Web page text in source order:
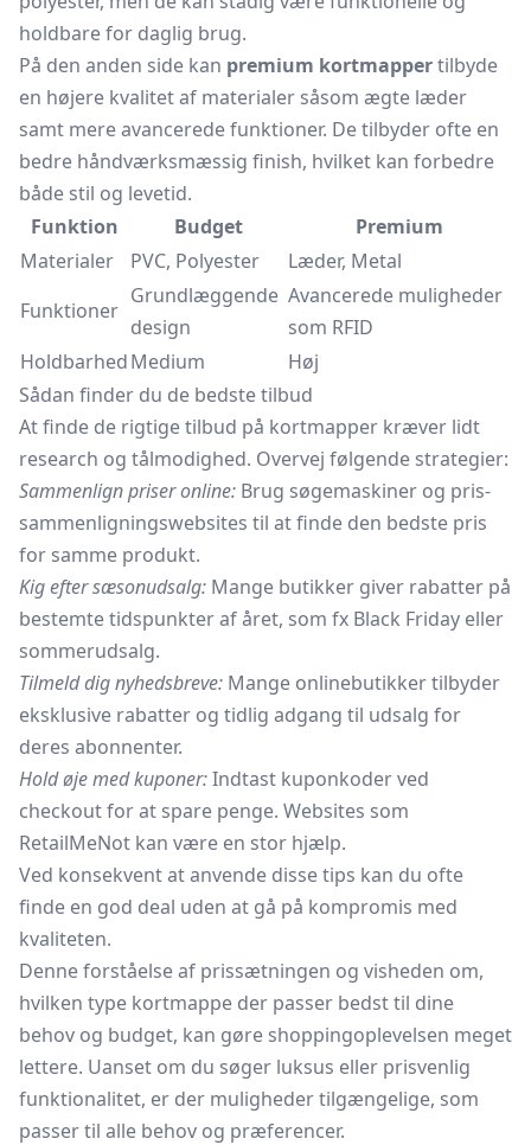
holdbare for daglig brug.
På den anden side kan premium kortmappertilbyde
en højere kvalitet af materialer såsom ægte læder
samt mere avancerede funktioner. De tilbyder ofte en
bedre håndværksmæssig finish, hvilket kan forbedre
både stil og levetid.
Funktion
Budget
Premium
Materialer
PVC, Polyester
Læder, Metal
Funktioner
Grundlæggende
design
Avancerede muligheder
som RFID
HoldbarhedMedium
Høj
Sådan finder du de bedste tilbud
At finde de rigtige tilbud på kortmapper kræver lidt
research og tålmodighed. Overvej følgende strategier:
Sammenlign priser online: Brug søgemaskiner og pris-
sammenligningswebsites til at finde den bedste pris
for samme produkt.
Kig efter sæsonudsalg: Mange butikker giver rabatter på
bestemte tidspunkter af året, som fx Black Friday eller
sommerudsalg.
Tilmeld dig nyhedsbreve: Mange onlinebutikker tilbyder
eksklusive rabatter og tidlig adgang til udsalg for
deres abonnenter.
Hold øje med kuponer:Indtast kuponkoder ved
checkout for at spare penge. Websites som
RetailMeNot kan være en stor hjælp.
Ved konsekvent at anvende disse tips kan du ofte
finde en god deal uden at gå på kompromis med
kvaliteten.
Denne forståelse af prissætningen og visheden om,
hvilken type kortmappe der passer bedst til dine
behov og budget, kan gøre shoppingoplevelsen meget
lettere. Uanset om du søger luksus eller prisvenlig
funktionalitet, er der muligheder tilgængelige, som
passer til alle behov og præferencer.